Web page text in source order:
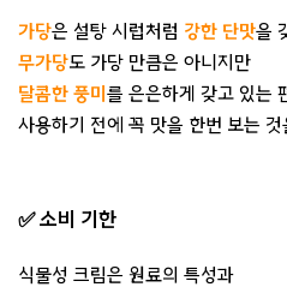
가당은 설탕 시럽처럼 강한 단맛을
무가당도 가당 만큼은 아니지만
달콤한 풍미 를 은은하게 갖고 있는
사용하기 전에 꼭 맛을 한번 보는 것
✅ 소비 기한
식물성 크림은 원료의 특성과